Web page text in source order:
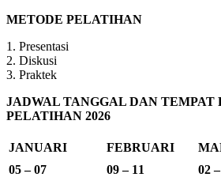
METODE PELATIHAN
1. Presentasi
2. Diskusi
3. Praktek
JADWAL TANGGAL DAN TEMPAT
PELATIHAN 2026
JANUARI FEBRUARI
05 – 07
09 – 11 02